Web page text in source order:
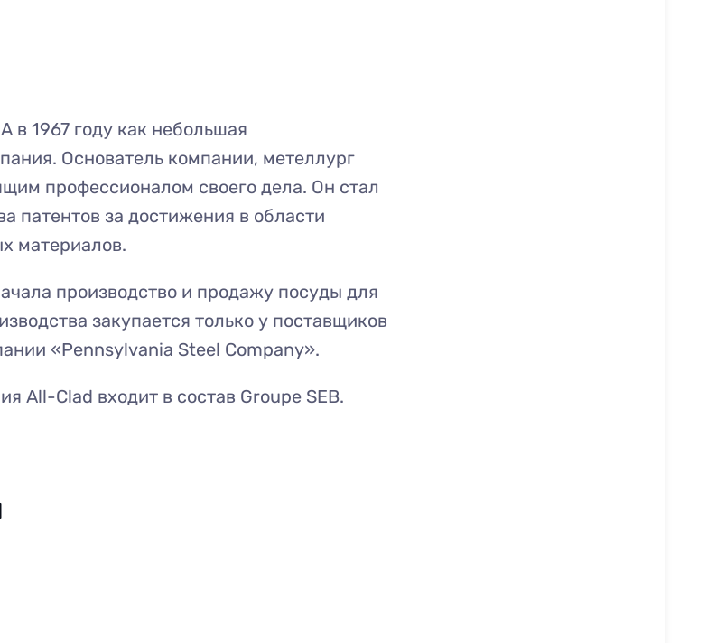
в 1967 году как небольшая
Основатель компании, метеллург
профессионалом своего дела. Он стал
патентов за достижения в области
материалов.
производство и продажу посуды для
закупается только у поставщиков
«Pennsylvania Steel Company».
All-Clad входит в состав Groupe SEB.